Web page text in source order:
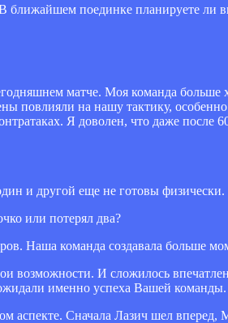
поединке планируете ли
матче. Моя команда больше
повлияли на нашу тактику,
Я доволен, что даже
и другой еще не готовы физически.
или потерял два?
Наша команда создавала больше
возможности. И сложилось
именно успеха Вашей команды.
аспекте. Сначала Лазич шел